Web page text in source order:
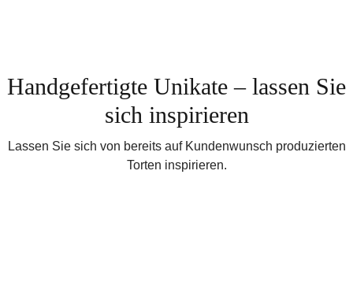
Handgefertigte Unikate – lassen Sie
sich inspirieren
Lassen Sie sich von bereits auf Kundenwunsch produzierten
Torten inspirieren.